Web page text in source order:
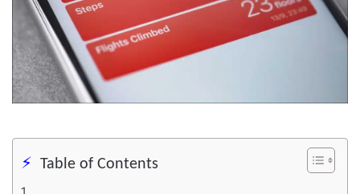
Table of Contents